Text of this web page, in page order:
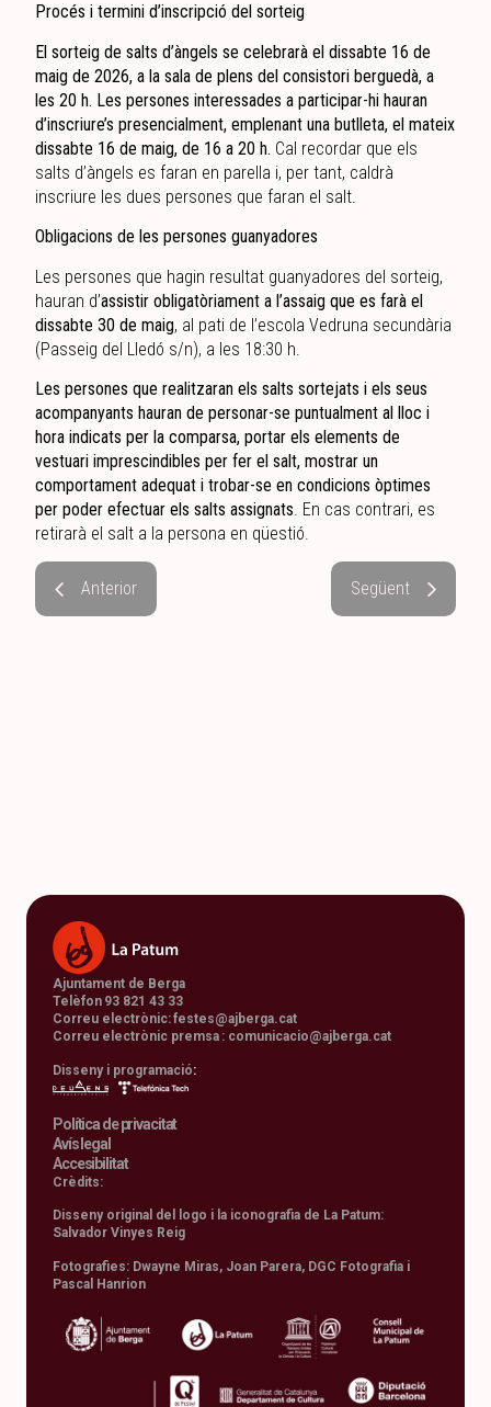
Procés i termini d’inscripció del sorteig
El sorteig de salts d’àngels se celebrarà el dissabte 16 de
maig de 2026, a la sala de plens del consistori berguedà, a
les 20 h. Les persones interessades a participar-hi hauran
d’inscriure’s presencialment, emplenant una butlleta, el mateix
dissabte 16 de maig, de 16 a 20 h. Cal recordar que els
salts d’àngels es faran en parella i, per tant, caldrà
inscriure les dues persones que faran el salt.
Obligacions de les persones guanyadores
Les persones que hagin resultat guanyadores del sorteig,
hauran d’assistir obligatòriament a l’assaig que es farà el
dissabte 30 de maig, al pati de l’escola Vedruna secundària
(Passeig del Lledó s/n), a les 18:30 h.
Les persones que realitzaran els salts sortejats i els seus
acompanyants hauran de personar-se puntualment al lloc i
hora indicats per la comparsa, portar els elements de
vestuari imprescindibles per fer el salt, mostrar un
comportament adequat i trobar-se en condicions òptimes
per poder efectuar els salts assignats. En cas contrari, es
retirarà el salt a la persona en qüestió.
Anterior Següent
Ajuntament de Berga
Telèfon 93 821 43 33
Correu electrònic:festes@ajberga.cat
Correu electrònic premsa : comunicacio@ajberga.cat
Disseny i programació:
Política de privacitat
Avís legal
Accesibilitat
Crèdits:
Disseny original del logo i la iconografia de La Patum:
Salvador Vinyes Reig
Fotografies: Dwayne Miras, Joan Parera, DGC Fotografia i
Pascal Hanrion